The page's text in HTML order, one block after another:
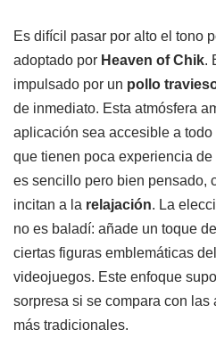
Es difícil pasar por alto el tono
adoptado por Heaven of Chik.
impulsado por un pollo
de inmediato. Esta atmósfera
aplicación sea accesible a
que tienen poca experiencia de
es sencillo pero bien pensado,
incitan a la relajación. La
no es baladí: añade un toque
ciertas figuras emblemáticas
videojuegos. Este enfoque
sorpresa si se compara con
más tradicionales.